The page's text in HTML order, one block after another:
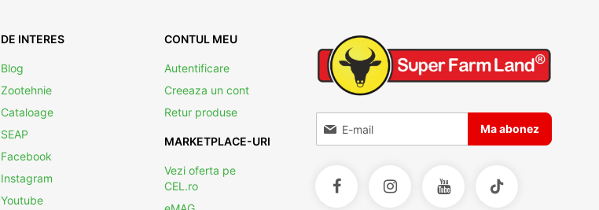
DE INTERES
Blog
Zootehnie
Cataloage
SEAP
Facebook
Instagram
Youtube
CONTUL MEU
Autentificare
Creeaza un cont
Retur produse
MARKETPLACE-URI
Vezi oferta pe
CEL.ro
Inscrieti-va la Buletinele noastre informative
Ma abonez